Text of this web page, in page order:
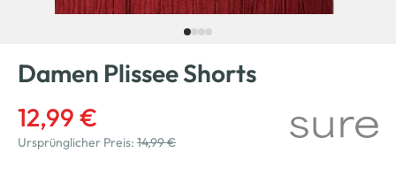
Damen Plissee Shorts
12,99 €
Ursprünglicher Preis: 14,99 €